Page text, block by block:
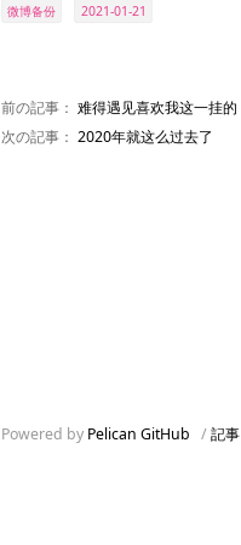
微博备份 2021-01-21
前の記事： 难得遇见喜欢我这一挂的
次の記事： 2020年就这么过去了
Powered by Pelican GitHub /記事